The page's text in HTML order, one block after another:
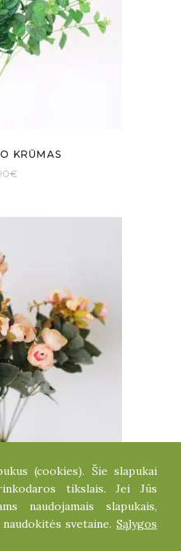
KRŪMAS
€
(cookies). Šie slapukai
tikslais. Jei Jūs
naudojamais slapukais,
svetaine. Sąlygos